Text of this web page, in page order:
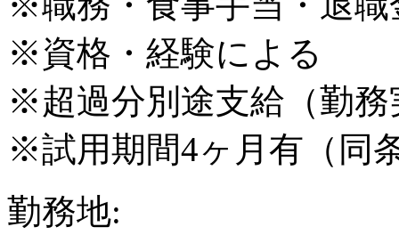
※資格・経験による
※超過分別途支給（勤
※試用期間4ヶ月有（同
勤務地: